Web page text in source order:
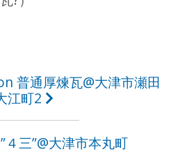
普通厚煉瓦@大津市瀬田
江町2
４三”@大津市本丸町